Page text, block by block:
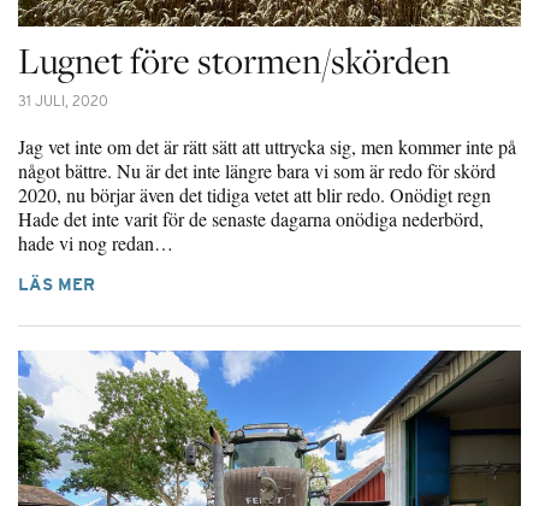
Lugnet före stormen/skörden
31 JULI, 2020
Jag vet inte om det är rätt sätt att uttrycka sig, men kommer inte på
något bättre. Nu är det inte längre bara vi som är redo för skörd
2020, nu börjar även det tidiga vetet att blir redo. Onödigt regn
Hade det inte varit för de senaste dagarna onödiga nederbörd,
hade vi nog redan…
LÄS MER